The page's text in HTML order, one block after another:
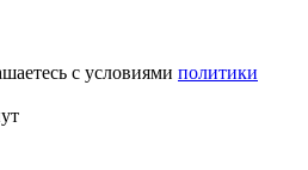
с условиями политики